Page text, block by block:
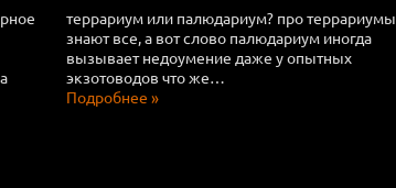
террариум или палюдариум? про террариумы
знают все, а вот слово палюдариум иногда
вызывает недоумение даже у опытных
экзотоводов что же…
Подробнее »